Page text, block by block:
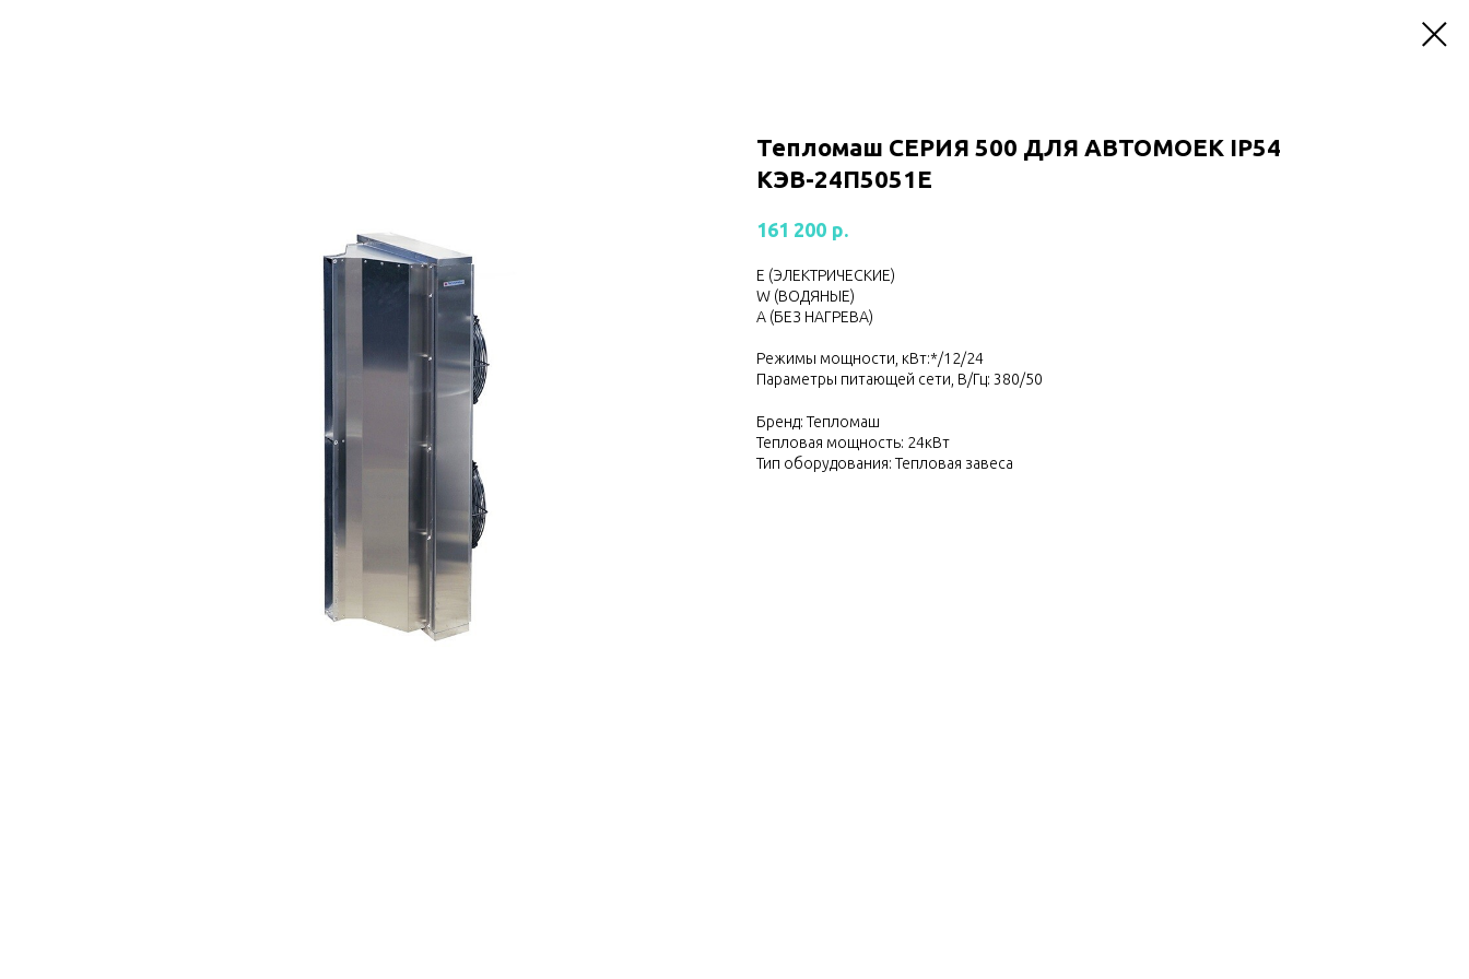
Тепломаш CЕРИЯ 500 ДЛЯ АВТОМОЕК IP54
КЭВ-24П5051Е
161 200 р.
Е (ЭЛЕКТРИЧЕСКИЕ)
W (ВОДЯНЫЕ)
А (БЕЗ НАГРЕВА)
Режимы мощности, кВт:*/12/24
Параметры питающей сети, В/Гц: 380/50
Бренд: Тепломаш
Тепловая мощность: 24кВт
Тип оборудования: Тепловая завеса